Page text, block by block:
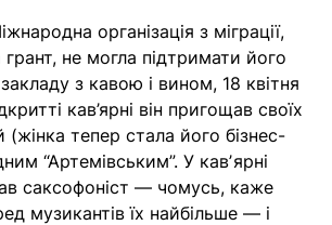
організація з міграції,
грант, не могла підтримати його
з кавою і вином, 18 квітня
кав’ярні він пригощав своїх
тепер стала його бізнес-
“Артемівським”. У кавʼярні
саксофоніст — чомусь, каже
музикантів їх найбільше — і